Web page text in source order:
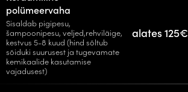
polümeervaha
Sisaldab pigipesu,
šampoonipesu, veljed,rehviläige,
kestvus 5-8 kuud (hind sõltub
sõiduki suurusest ja tugevamate
kemikaalide kasutamise
vajadusest)
alates 125€